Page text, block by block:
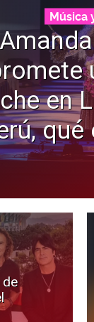
Música
en
qué